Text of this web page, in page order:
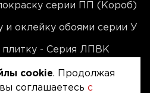
серии ПП (Короб)
и оклейку обоями серии У
- Серия ЛПВК
A (сталь / присоска)
cookie. Продолжая
соглашаетесь с